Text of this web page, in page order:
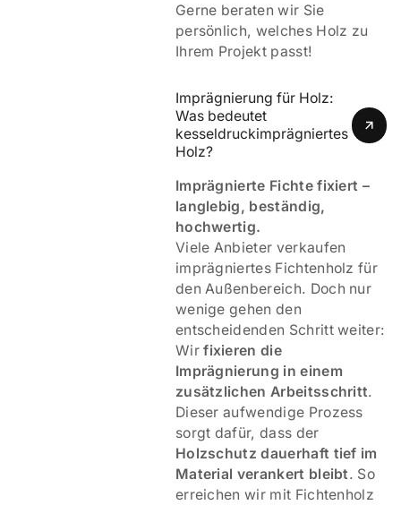
Gerne beraten wir Sie
persönlich, welches Holz zu
Ihrem Projekt passt!
Imprägnierung für Holz:
Was bedeutet
kesseldruckimprägniertes
Holz?
Imprägnierte Fichte fixiert –
langlebig, beständig,
hochwertig.
Viele Anbieter verkaufen
imprägniertes Fichtenholz für
den Außenbereich. Doch nur
wenige gehen den
entscheidenden Schritt weiter:
Wirfixieren die
Imprägnierung in einem
zusätzlichen Arbeitsschritt.
Dieser aufwendige Prozess
sorgt dafür, dass der
Holzschutz dauerhaft tief im
Material verankert bleibt. So
erreichen wir mit Fichtenholz